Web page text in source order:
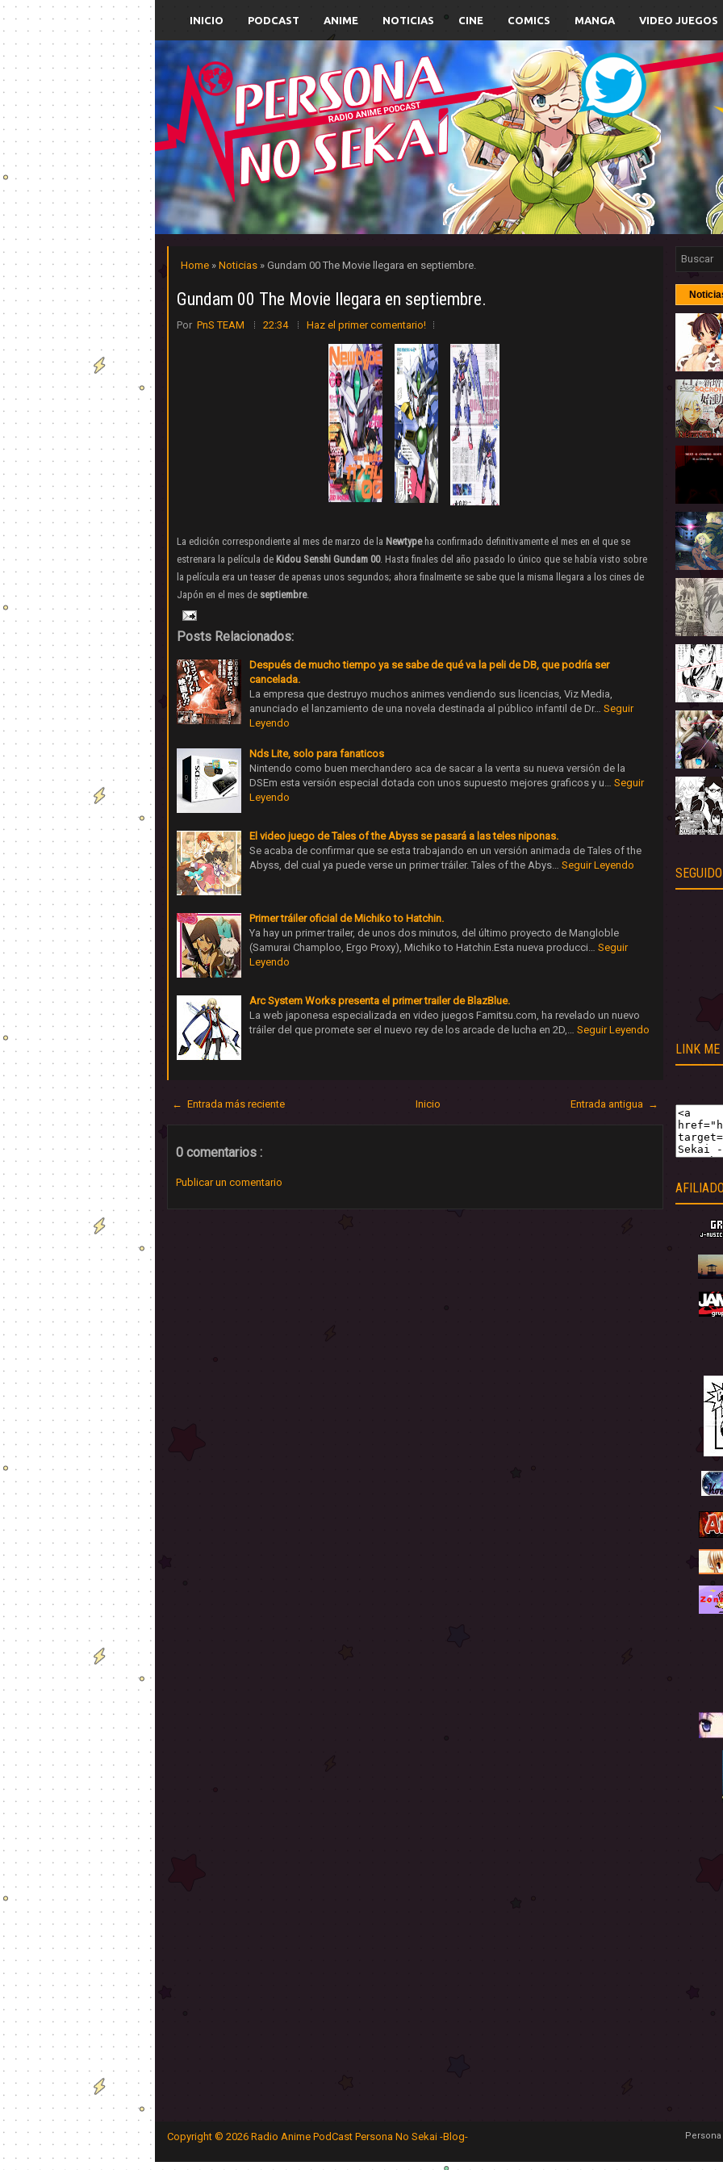
INICIO PODCAST ANIME NOTICIAS CINE COMICS MANGA VIDEO JUEGOS
Home » Noticias » Gundam 00 The Movie llegara en septiembre.
Gundam 00 The Movie llegara en septiembre.
Por PnS TEAM 22:34 Haz el primer comentario!
La edición correspondiente al mes de marzo de la Newtype ha confirmado definitivamente el mes en el que se
estrenara la película de Kidou Senshi Gundam 00. Hasta finales del año pasado lo único que se había visto sobre
la película era un teaser de apenas unos segundos; ahora finalmente se sabe que la misma llegara a los cines de
Japón en el mes de septiembre.
Posts Relacionados:
Después de mucho tiempo ya se sabe de qué va la peli de DB, que podría ser
cancelada.
La empresa que destruyo muchos animes vendiendo sus licencias, Viz Media,
anunciado el lanzamiento de una novela destinada al público infantil de Dr… Seguir
Leyendo
Nds Lite, solo para fanaticos
Nintendo como buen merchandero aca de sacar a la venta su nueva versión de la
DSEm esta versión especial dotada con unos supuesto mejores graficos y u… Seguir
Leyendo
El video juego de Tales of the Abyss se pasará a las teles niponas.
Se acaba de confirmar que se esta trabajando en un versión animada de Tales of the
Abyss, del cual ya puede verse un primer tráiler. Tales of the Abys… Seguir Leyendo
Primer tráiler oficial de Michiko to Hatchin.
Ya hay un primer trailer, de unos dos minutos, del último proyecto de Mangloble
(Samurai Champloo, Ergo Proxy), Michiko to Hatchin.Esta nueva producci… Seguir
Leyendo
Arc System Works presenta el primer trailer de BlazBlue.
La web japonesa especializada en video juegos Famitsu.com, ha revelado un nuevo
tráiler del que promete ser el nuevo rey de los arcade de lucha en 2D,… Seguir Leyendo
← Entrada más reciente Entrada antigua →
Inicio
0 comentarios :
Publicar un comentario
LINK ME
Copyright © 2026 Radio Anime PodCast Persona No Sekai -Blog-